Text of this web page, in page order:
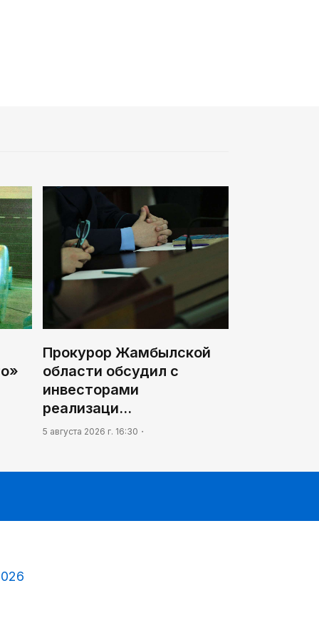
Прокурор Жамбылской
области обсудил с
инвесторами
реализаци…
5 августа 2026 г. 16:30